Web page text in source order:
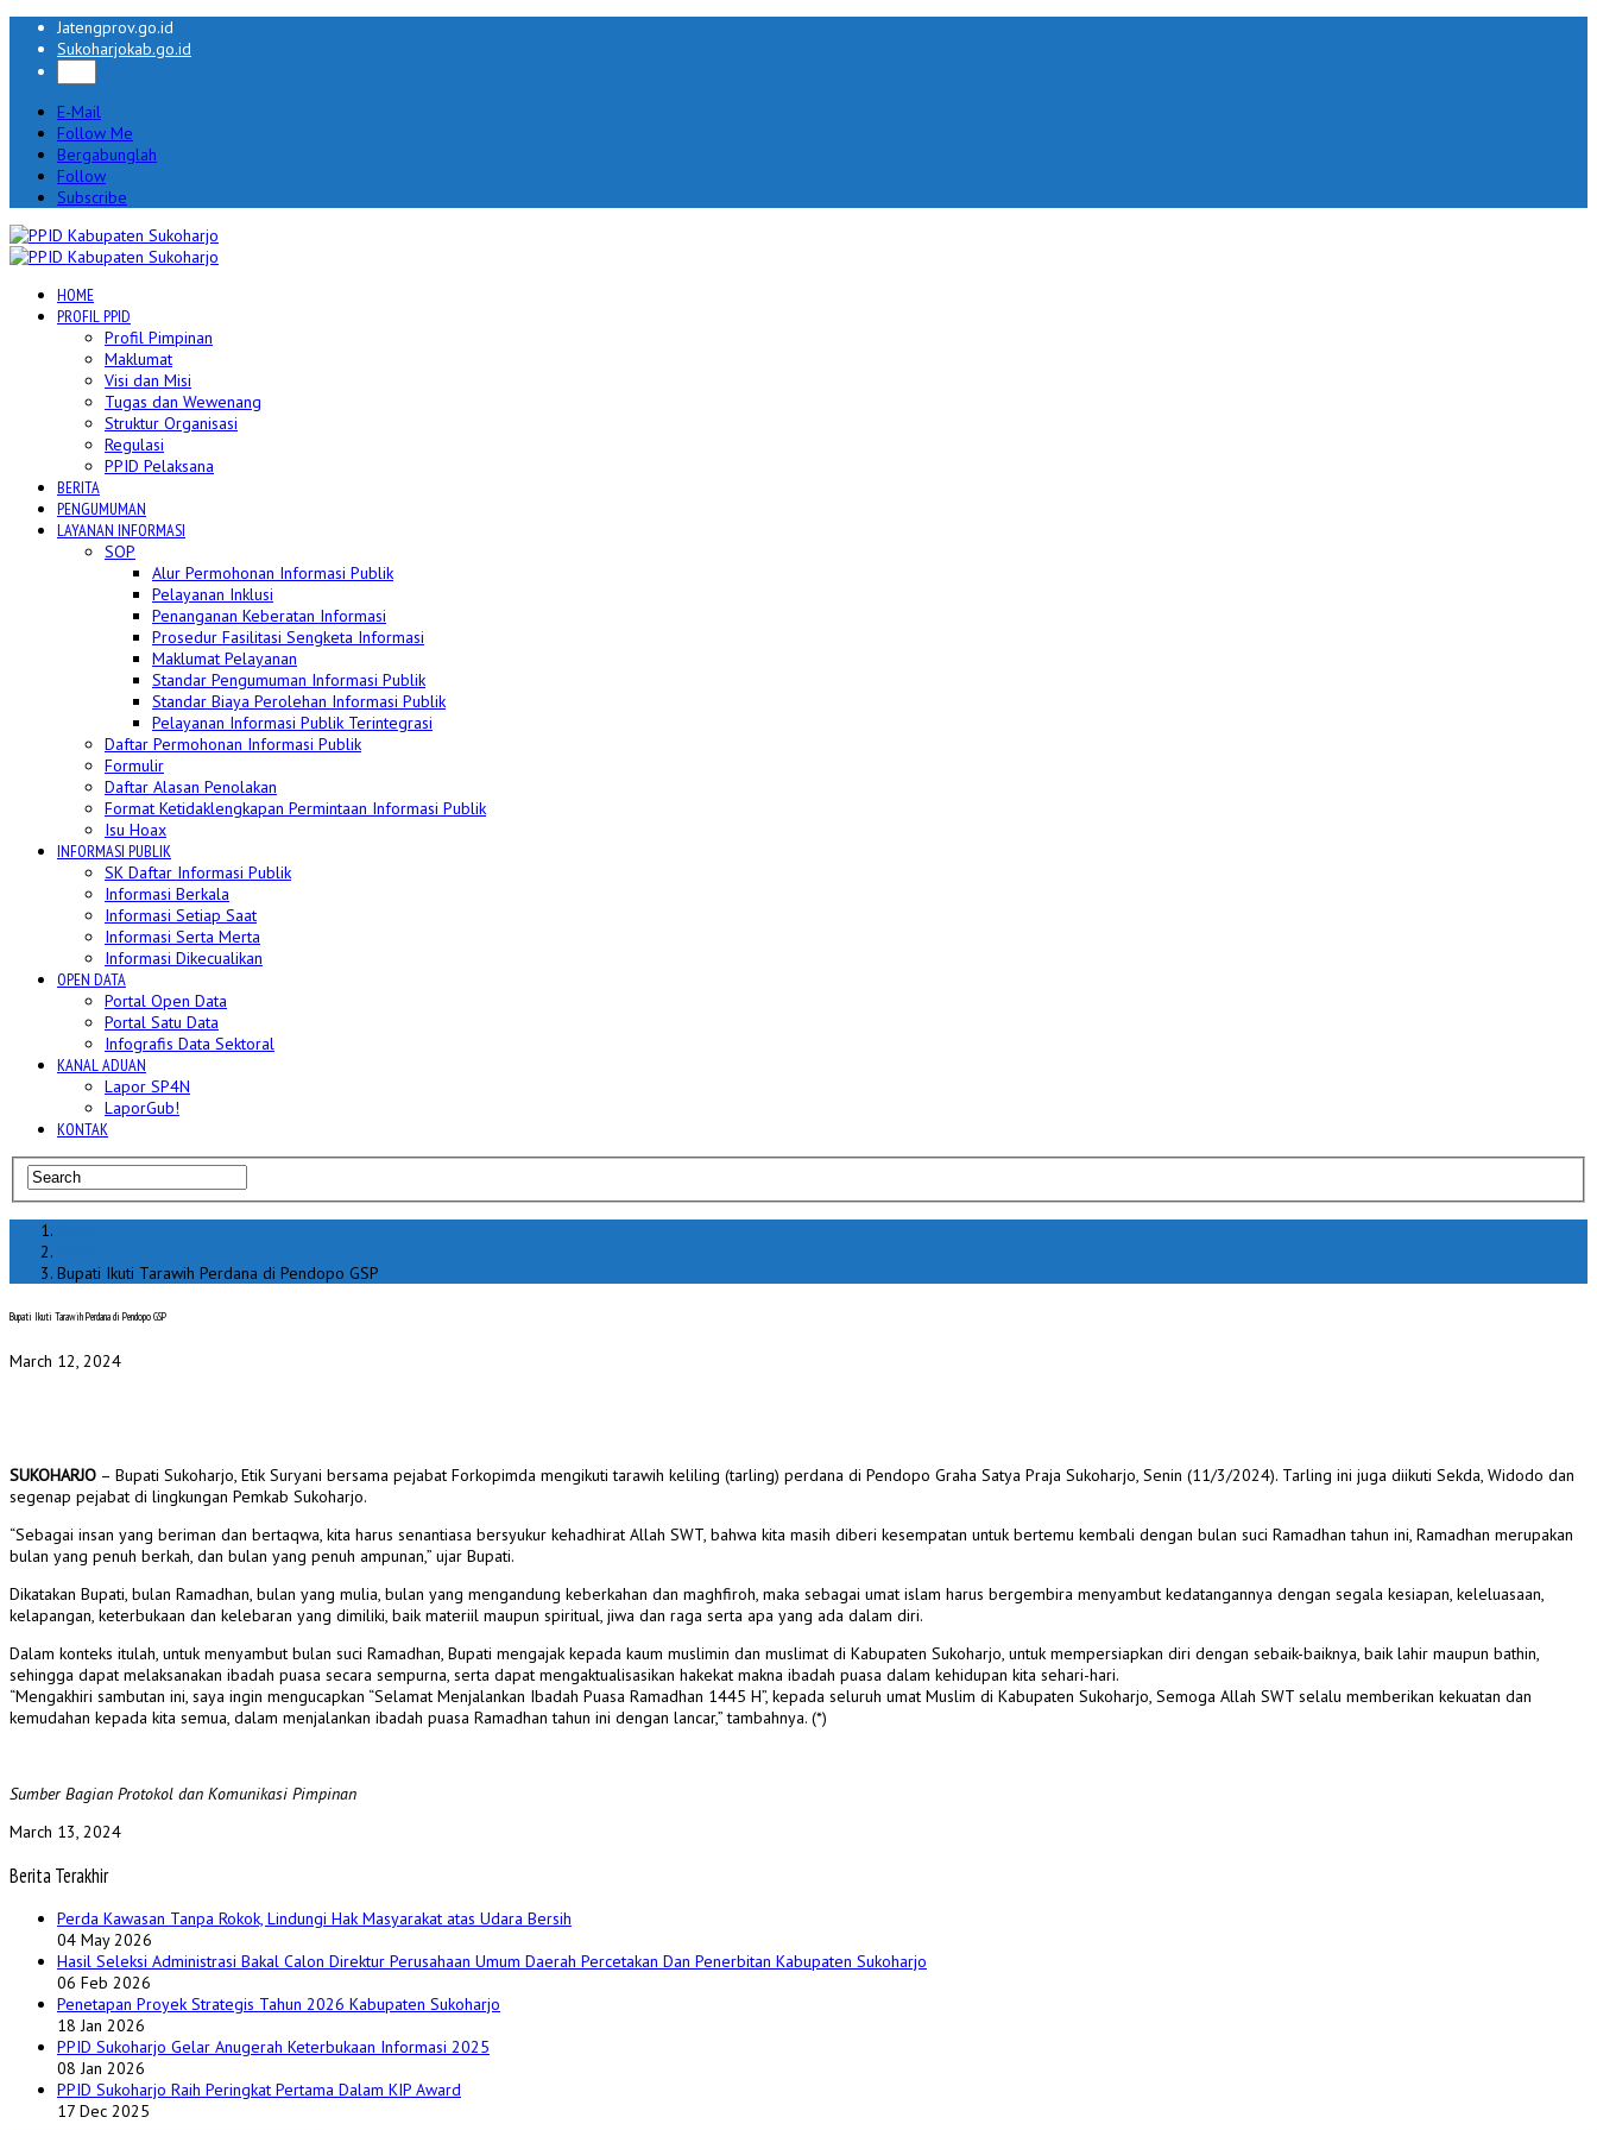
Jatengprov.go.id
Sukoharjokab.go.id
E-Mail
Follow Me
Bergabunglah
Follow
Subscribe
HOME
PROFIL PPID
Profil Pimpinan
Maklumat
Visi dan Misi
Tugas dan Wewenang
Struktur Organisasi
Regulasi
PPID Pelaksana
BERITA
PENGUMUMAN
LAYANAN INFORMASI
SOP
Alur Permohonan Informasi Publik
Pelayanan Inklusi
Penanganan Keberatan Informasi
Prosedur Fasilitasi Sengketa Informasi
Maklumat Pelayanan
Standar Pengumuman Informasi Publik
Standar Biaya Perolehan Informasi Publik
Pelayanan Informasi Publik Terintegrasi
Daftar Permohonan Informasi Publik
Formulir
Daftar Alasan Penolakan
Format Ketidaklengkapan Permintaan Informasi Publik
Isu Hoax
INFORMASI PUBLIK
SK Daftar Informasi Publik
Informasi Berkala
Informasi Setiap Saat
Informasi Serta Merta
Informasi Dikecualikan
OPEN DATA
Portal Open Data
Portal Satu Data
Infografis Data Sektoral
KANAL ADUAN
Lapor SP4N
LaporGub!
KONTAK
Bupati Ikuti Tarawih Perdana di Pendopo GSP
Bupati Ikuti Tarawih Perdana di Pendopo GSP
March 12, 2024
SUKOHARJO – Bupati Sukoharjo, Etik Suryani bersama pejabat Forkopimda mengikuti tarawih keliling (tarling) perdana di Pendopo Graha Satya Praja Sukoharjo, Senin (11/3/2024). Tarling ini juga diikuti Sekda, Widodo dan
segenap pejabat di lingkungan Pemkab Sukoharjo.
“Sebagai insan yang beriman dan bertaqwa, kita harus senantiasa bersyukur kehadhirat Allah SWT, bahwa kita masih diberi kesempatan untuk bertemu kembali dengan bulan suci Ramadhan tahun ini, Ramadhan merupakan
bulan yang penuh berkah, dan bulan yang penuh ampunan,” ujar Bupati.
Dikatakan Bupati, bulan Ramadhan, bulan yang mulia, bulan yang mengandung keberkahan dan maghfiroh, maka sebagai umat islam harus bergembira menyambut kedatangannya dengan segala kesiapan, keleluasaan,
kelapangan, keterbukaan dan kelebaran yang dimiliki, baik materiil maupun spiritual, jiwa dan raga serta apa yang ada dalam diri.
Dalam konteks itulah, untuk menyambut bulan suci Ramadhan, Bupati mengajak kepada kaum muslimin dan muslimat di Kabupaten Sukoharjo, untuk mempersiapkan diri dengan sebaik-baiknya, baik lahir maupun bathin,
sehingga dapat melaksanakan ibadah puasa secara sempurna, serta dapat mengaktualisasikan hakekat makna ibadah puasa dalam kehidupan kita sehari-hari.
“Mengakhiri sambutan ini, saya ingin mengucapkan “Selamat Menjalankan Ibadah Puasa Ramadhan 1445 H”, kepada seluruh umat Muslim di Kabupaten Sukoharjo, Semoga Allah SWT selalu memberikan kekuatan dan
kemudahan kepada kita semua, dalam menjalankan ibadah puasa Ramadhan tahun ini dengan lancar,” tambahnya. (*)
Sumber Bagian Protokol dan Komunikasi Pimpinan
March 13, 2024
Berita Terakhir
Perda Kawasan Tanpa Rokok, Lindungi Hak Masyarakat atas Udara Bersih
04 May 2026
Hasil Seleksi Administrasi Bakal Calon Direktur Perusahaan Umum Daerah Percetakan Dan Penerbitan Kabupaten Sukoharjo
06 Feb 2026
Penetapan Proyek Strategis Tahun 2026 Kabupaten Sukoharjo
18 Jan 2026
PPID Sukoharjo Gelar Anugerah Keterbukaan Informasi 2025
08 Jan 2026
PPID Sukoharjo Raih Peringkat Pertama Dalam KIP Award
17 Dec 2025